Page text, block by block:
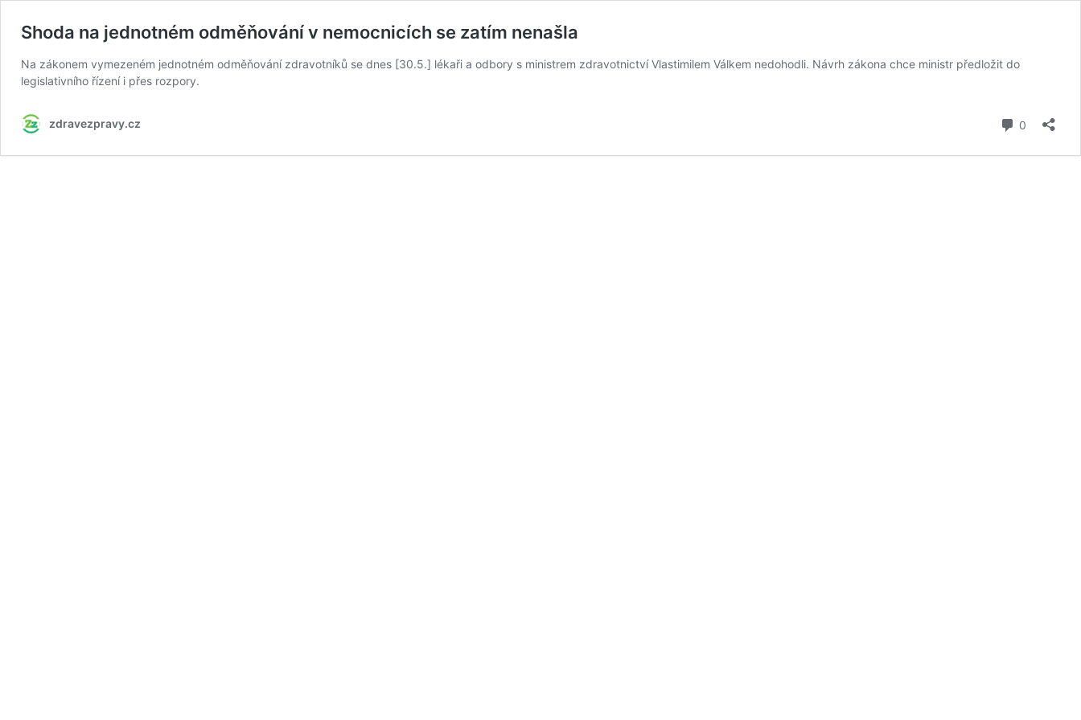
Shoda na jednotném odměňování v nemocnicích se zatím nenašla
Na zákonem vymezeném jednotném odměňování zdravotníků se dnes [30.5.] lékaři a odbory s ministrem zdravotnictví Vlastimilem Válkem nedohodli. Návrh zákona chce ministr předložit do
legislativního řízení i přes rozpory.
zdravezpravy.cz 0 komentářů